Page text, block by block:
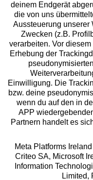
Services
Beratung
Über uns
Rechtliches
Alle Preise inkl. MwSt., zzgl.
** Bonität vorausgesetzt,
deinem Endgerät
die von uns
Aussteuerung unserer
Zwecken (z.B.
verarbeiten. Vor
Erhebung der
Einwilligung. Die
bzw. deine
wenn du auf den in
APP
Partnern handelt es
Meta Platforms
Criteo SA, Microsoft
Information
Limited,